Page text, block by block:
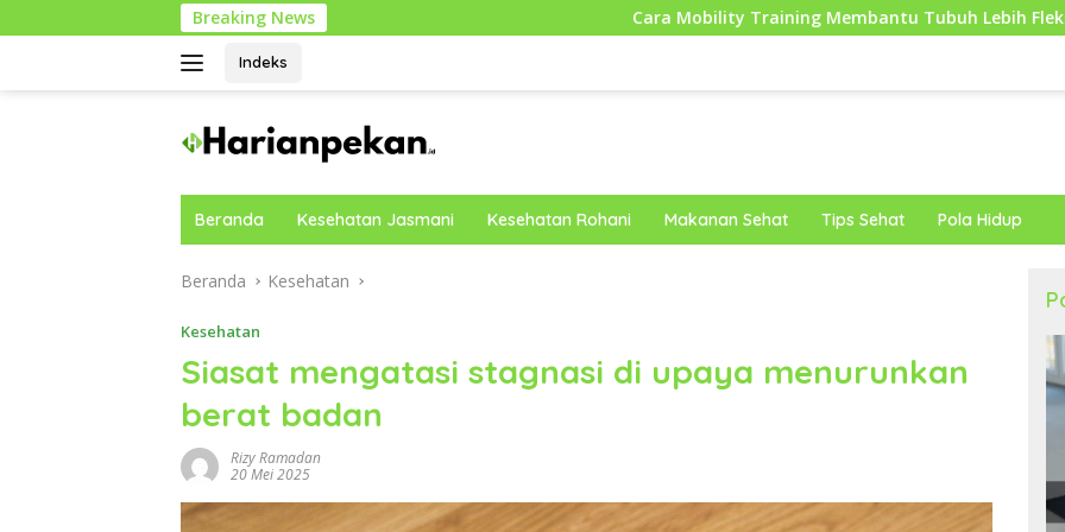
ke
Breaking News Cara Mobility Training Membantu Tubuh Lebih Fleksibel dan Siap
Indeks
Beranda Kesehatan Jasmani Kesehatan Rohani Makanan Sehat Tips Sehat Pola Hidup
Beranda Kesehatan
Kesehatan
Siasat mengatasi stagnasi di upaya menurunkan
berat badan
Rizy Ramadan
20 Mei 2025